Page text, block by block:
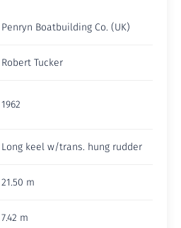
Penryn Boatbuilding Co. (UK)
Robert Tucker
1962
Long keel w/trans. hung rudder
21.50 m
7.42 m